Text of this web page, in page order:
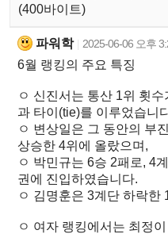
(400바이트)
파워학 2025-06-06 오후
6월 랭킹의 주요 특징
ㅇ 신진서는 통산 1위 횟
과 타이(tie)를 이루었습니
ㅇ 변상일은 그 동안의 부
상승한 4위에 올랐으며,
ㅇ 박민규는 6승 2패로, 4
권에 진입하였습니다.
ㅇ 김명훈은 3계단 하락한
ㅇ 여자 랭킹에서는 최정